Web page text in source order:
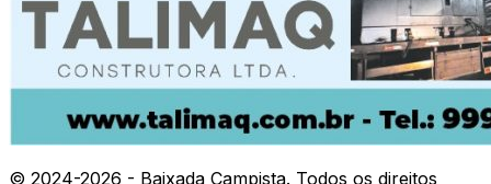
© 2024-2026 - Baixada Campista. Todos os direitos